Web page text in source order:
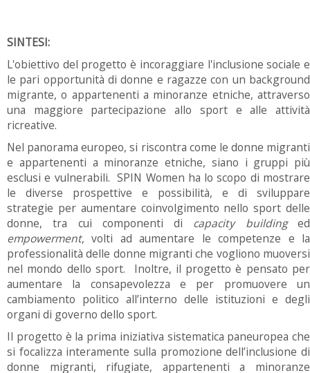
SINTESI:
L'obiettivo del progetto è incoraggiare l'inclusione sociale e
le pari opportunità di donne e ragazze con un background
migrante, o appartenenti a minoranze etniche, attraverso
una maggiore partecipazione allo sport e alle attività
ricreative.
Nel panorama europeo, si riscontra come le donne migranti
e appartenenti a minoranze etniche, siano i gruppi più
esclusi e vulnerabili. SPIN Women ha lo scopo di mostrare
le diverse prospettive e possibilità, e di sviluppare
strategie per aumentare coinvolgimento nello sport delle
donne, tra cui componenti di capacity buildinged
empowerment, volti ad aumentare le competenze e la
professionalità delle donne migranti che vogliono muoversi
nel mondo dello sport. Inoltre, il progetto è pensato per
aumentare la consapevolezza e per promuovere un
cambiamento politico all’interno delle istituzioni e degli
organi di governo dello sport.
Il progetto è la prima iniziativa sistematica paneuropea che
si focalizza interamente sulla promozione dell’inclusione di
donne migranti, rifugiate, appartenenti a minoranze